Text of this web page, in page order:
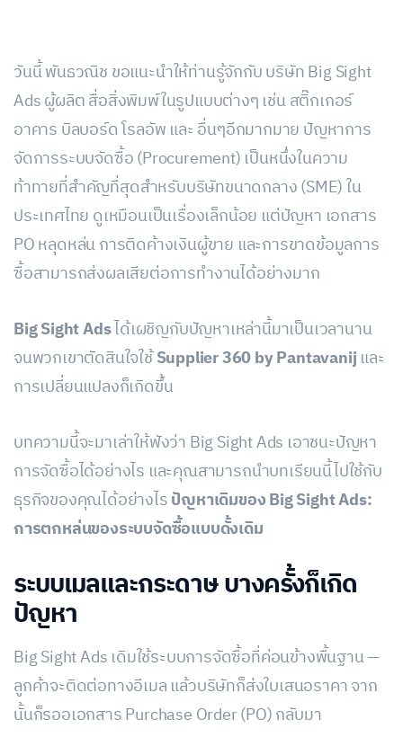
วันนี้ พันธวณิช ขอแนะนำให้ท่านรู้จักกับ บริษัท Big Sight
Ads ผู้ผลิต สื่อสิ่งพิมพ์ในรูปแบบต่างๆ เช่น สติ๊กเกอร์
อาคาร บิลบอร์ด โรลอัพ และ อื่นๆอีกมากมาย ปัญหาการ
จัดการระบบจัดซื้อ (Procurement) เป็นหนึ่งในความ
ท้าทายที่สำคัญที่สุดสำหรับบริษัทขนาดกลาง (SME) ใน
ประเทศไทย ดูเหมือนเป็นเรื่องเล็กน้อย แต่ปัญหา เอกสาร
PO หลุดหล่น การติดค้างเงินผู้ขาย และการขาดข้อมูลการ
ซื้อสามารถส่งผลเสียต่อการทำงานได้อย่างมาก
Big Sight Adsได้เผชิญกับปัญหาเหล่านี้มาเป็นเวลานาน
จนพวกเขาตัดสินใจใช้Supplier 360 by Pantavanij และ
การเปลี่ยนแปลงก็เกิดขึ้น
บทความนี้จะมาเล่าให้ฟังว่า Big Sight Ads เอาชนะปัญหา
การจัดซื้อได้อย่างไร และคุณสามารถนำบทเรียนนี้ไปใช้กับ
ธุรกิจของคุณได้อย่างไรปัญหาเดิมของ Big Sight Ads:
การตกหล่นของระบบจัดซื้อแบบดั้งเดิม
ระบบเมลและกระดาษ บางครั้งก็เกิด
ปัญหา
Big Sight Ads เดิมใช้ระบบการจัดซื้อที่ค่อนข้างพื้นฐาน —
ลูกค้าจะติดต่อทางอีเมล แล้วบริษัทก็ส่งใบเสนอราคา จาก
นั้นก็รออเอกสาร Purchase Order (PO) กลับมา